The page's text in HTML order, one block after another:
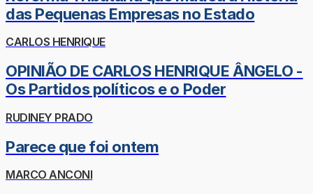
das Pequenas Empresas no Estado
CARLOS HENRIQUE
OPINIÃO DE CARLOS HENRIQUE ÂNGELO -
Os Partidos políticos e o Poder
RUDINEY PRADO
Parece que foi ontem
MARCO ANCONI